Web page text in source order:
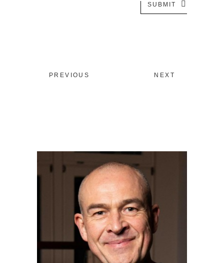
SUBMIT
PREVIOUS NEXT